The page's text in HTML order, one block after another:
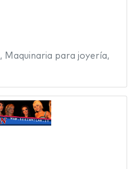
, Maquinaria para joyería,